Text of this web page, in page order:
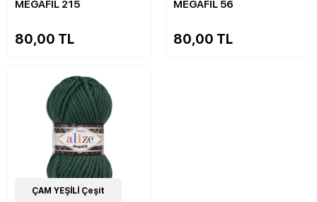
MEGAFİL 215
80,00 TL
MEGAFİL 56
80,00 TL
16Çeşit
ÇAM YEŞİLİ Çeşit